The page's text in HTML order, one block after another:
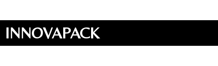
INNOVAPACK